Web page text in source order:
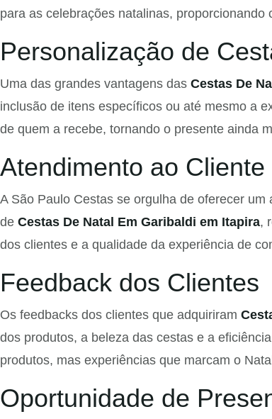
para as celebrações natalinas,
Personalização de
Uma das grandes vantagens das Cestas De
inclusão de itens específicos ou até mesmo a
de quem a recebe, tornando o presente ainda
Atendimento ao Cliente
A São Paulo Cestas se orgulha de oferecer
de Cestas De Natal Em Garibaldi em Itapira,
dos clientes e a qualidade da experiência de
Feedback dos Clientes
Os feedbacks dos clientes que adquiriram
dos produtos, a beleza das cestas e a
produtos, mas experiências que marcam o
Oportunidade de